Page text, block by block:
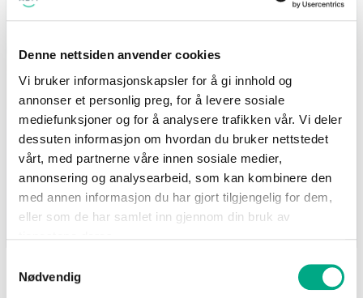
Denne nettsiden anvender cookies
Vi bruker informasjonskapsler for å gi innhold og
annonser et personlig preg, for å levere sosiale
mediefunksjoner og for å analysere trafikken vår. Vi deler
dessuten informasjon om hvordan du bruker nettstedet
vårt, med partnerne våre innen sosiale medier,
annonsering og analysearbeid, som kan kombinere den
med annen informasjon du har gjort tilgjengelig for dem,
eller som de har samlet inn gjennom din bruk av
Nødvendig
Life
Supernature MCT-olje
500ml - 25% på hele
serien
Nå: 247 kr Før: 329 kr
Bagorama
-25% på utvalgte sekker
fra Escape Nordic
*Tilbudet gjelder medlemmer i
Bagoramas kundeklubb